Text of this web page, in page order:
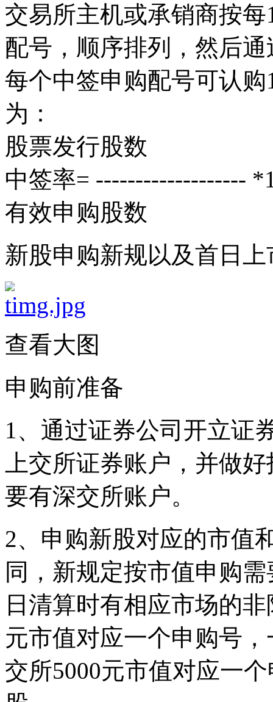
交易所主机或承销商按
配号，顺序排列，然后
每个中签申购配号可认
为：
股票发行股数
中签率= -------------------
有效申购股数
新股申购新规以及首日
查看大图
申购前准备
1、通过证券公司开立证
上交所证券账户，并做
要有深交所账户。
2、申购新股对应的市值
同，新规定按市值申购
日清算时有相应市场的
元市值对应一个申购号
交所5000元市值对应一